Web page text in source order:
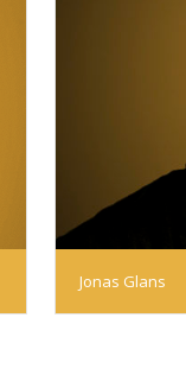
Jonas Glans